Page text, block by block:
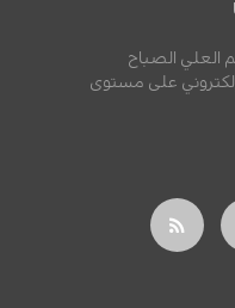
العلي الصباح
على مستوى